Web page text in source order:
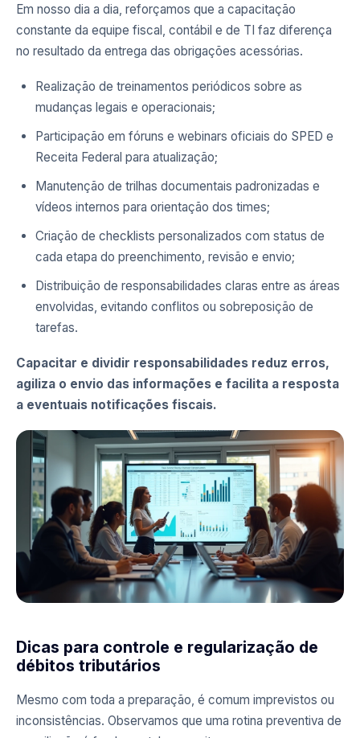
Em nosso dia a dia, reforçamos que a capacitação
constante da equipe fiscal, contábil e de TI faz diferença
no resultado da entrega das obrigações acessórias.
Realização de treinamentos periódicos sobre as
mudanças legais e operacionais;
Participação em fóruns e webinars oficiais do SPED e
Receita Federal para atualização;
Manutenção de trilhas documentais padronizadas e
vídeos internos para orientação dos times;
Criação de checklists personalizados com status de
cada etapa do preenchimento, revisão e envio;
Distribuição de responsabilidades claras entre as áreas
envolvidas, evitando conflitos ou sobreposição de
tarefas.
Capacitar e dividir responsabilidades reduz erros,
agiliza o envio das informações e facilita a resposta
a eventuais notificações fiscais.
Dicas para controle e regularização de
débitos tributários
Mesmo com toda a preparação, é comum imprevistos ou
inconsistências. Observamos que uma rotina preventiva de